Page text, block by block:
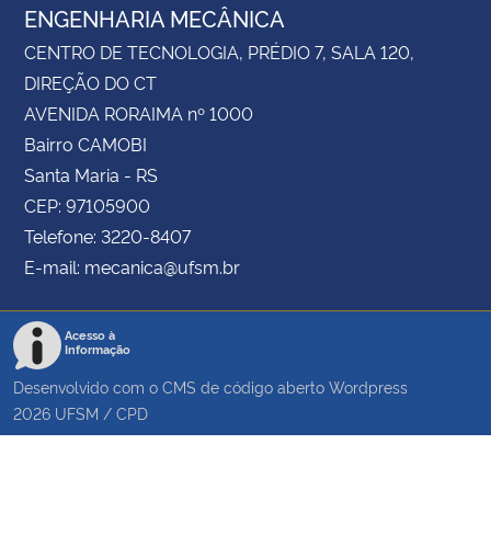
ENGENHARIA MECÂNICA
CENTRO DE TECNOLOGIA, PRÉDIO 7, SALA 120,
DIREÇÃO DO CT
AVENIDA RORAIMA nº 1000
Bairro CAMOBI
Santa Maria - RS
CEP: 97105900
Telefone: 3220-8407
E-mail: mecanica@ufsm.br
Acesso à
Informação
Desenvolvido com o CMS de código aberto Wordpress
2026 UFSM / CPD